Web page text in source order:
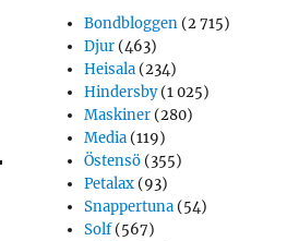
Bondbloggen (2 715)
Djur (463)
Heisala (234)
Hindersby(1 025)
Maskiner (280)
Media (119)
Östensö (355)
Petalax (93)
Snappertuna (54)
Solf(567)